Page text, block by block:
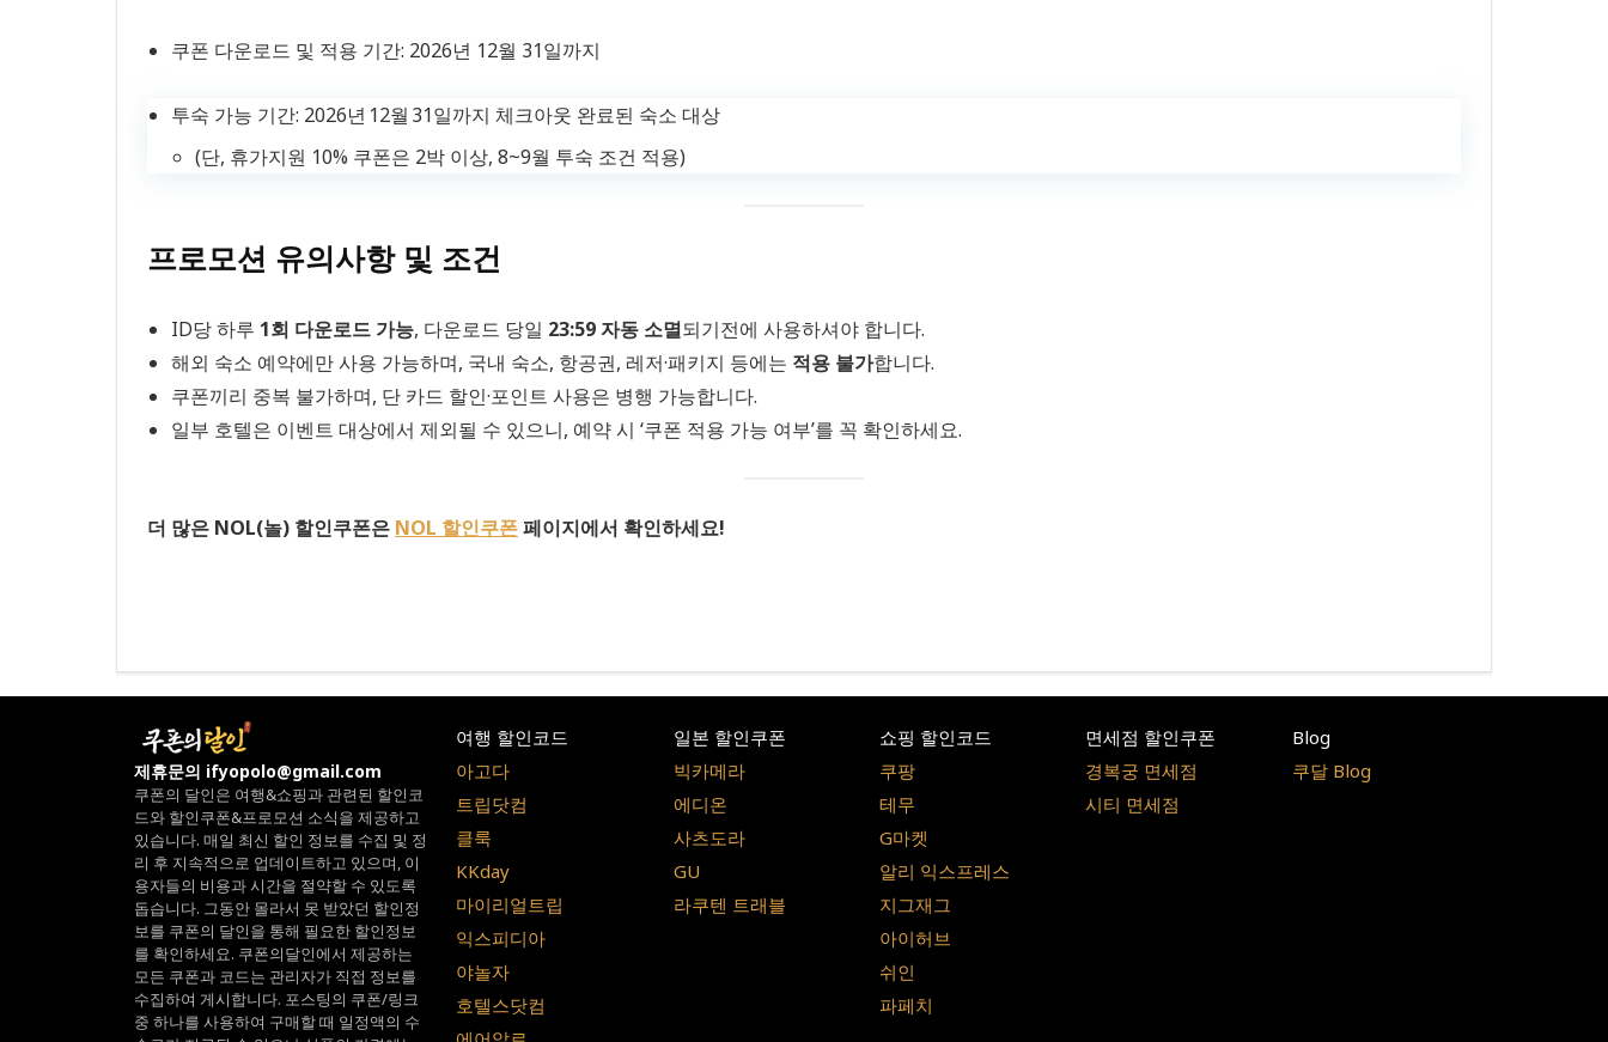
쿠폰 다운로드 및 적용 기간: 2026년 12월 31일까지
투숙 가능 기간: 2026년 12월 31일까지 체크아웃 완료된 숙소 대상
(단, 휴가지원 10% 쿠폰은 2박 이상, 8~9월 투숙 조건 적용)
프로모션 유의사항 및 조건
ID당 하루 1회 다운로드 가능, 다운로드 당일 23:59 자동 소멸되기전에 사용하셔야 합니다.
해외 숙소 예약에만 사용 가능하며, 국내 숙소, 항공권, 레저·패키지 등에는 적용 불가합니다.
쿠폰끼리 중복 불가하며, 단 카드 할인·포인트 사용은 병행 가능합니다.
일부 호텔은 이벤트 대상에서 제외될 수 있으니, 예약 시 ‘쿠폰 적용 가능 여부’를 꼭 확인하세요.
더 많은 NOL(놀) 할인쿠폰은 NOL 할인쿠폰페이지에서 확인하세요!
제휴문의 ifyopolo@gmail.com
쿠폰의 달인은 여행&쇼핑과 관련된 할인코
드와 할인쿠폰&프로모션 소식을 제공하고
있습니다. 매일 최신 할인 정보를 수집 및 정
리 후 지속적으로 업데이트하고 있으며, 이
용자들의 비용과 시간을 절약할 수 있도록
돕습니다. 그동안 몰라서 못 받았던 할인정
보를 쿠폰의 달인을 통해 필요한 할인정보
를 확인하세요. 쿠폰의달인에서 제공하는
모든 쿠폰과 코드는 관리자가 직접 정보를
수집하여 게시합니다. 포스팅의 쿠폰/링크
중 하나를 사용하여 구매할 때 일정액의 수
여행 할인코드
아고다
트립닷컴
클룩
KKday
마이리얼트립
익스피디아
야놀자
호텔스닷컴
일본 할인쿠폰
빅카메라
에디온
사츠도라
GU
라쿠텐 트래블
쇼핑 할인코드
쿠팡
테무
G마켓
알리 익스프레스
지그재그
아이허브
쉬인
파페치
면세점 할인쿠폰
경복궁 면세점
시티 면세점
Blog
쿠달 Blog